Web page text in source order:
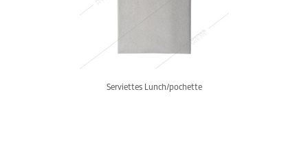
Serviettes Lunch/pochette